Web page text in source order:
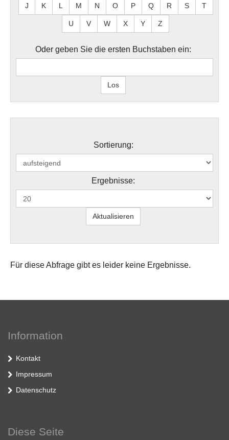
J K L M N O P Q R S T
U V W X Y Z
Oder geben Sie die ersten Buchstaben ein:
Sortierung:
Ergebnisse:
Für diese Abfrage gibt es leider keine Ergebnisse.
Information
Kontakt
Impressum
Datenschutz
Diese Seite